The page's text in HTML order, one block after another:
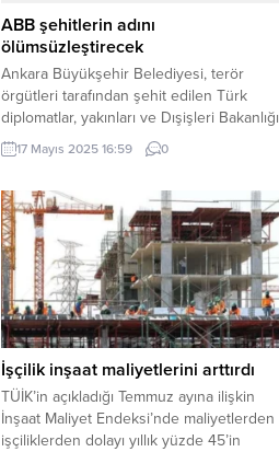
ABB şehitlerin adını
ölümsüzleştirecek
Ankara Büyükşehir Belediyesi, terör
örgütleri tarafından şehit edilen Türk
diplomatlar, yakınları ve Dışişleri Bakanlığı
personelinin isimlerini ölümsüzleştirmek
amacıyla “Dışişleri Şehitleri Anıtı ve Anı
Ankara Büyükşehir Belediyesi (ABB),
şehit edilen Türk diplomatlar, yakınları ve
Dışişleri Bakanlığı personelinin isimlerini
ölümsüzleştirmek, kayıpların anısını
yaşatmak ve toplumsal hafızada...
17 Mayıs 2025 16:59 0
İşçilik inşaat maliyetlerini arttırdı
TÜİK’in açıkladığı Temmuz ayına ilişkin
İnşaat Maliyet Endeksi’nde maliyetlerden
işçiliklerden dolayı yıllık yüzde 45’in